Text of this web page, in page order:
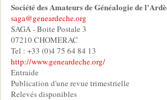
Société des Amateurs de Généalogie de
saga@geneardeche.org
SAGA - Boite Postale 3
07210 CHOMERAC
Tel : +33 (0)4 75 64 84 13
http://www.geneardeche.org/
Entraide
Publication d'une revue trimestrielle
Relevés disponibles